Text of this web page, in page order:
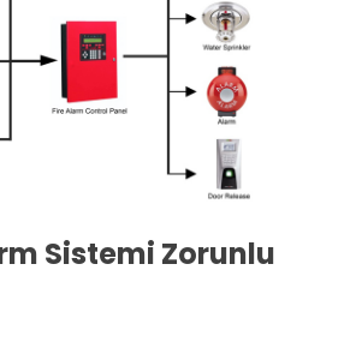
Sistemi Zorunlu